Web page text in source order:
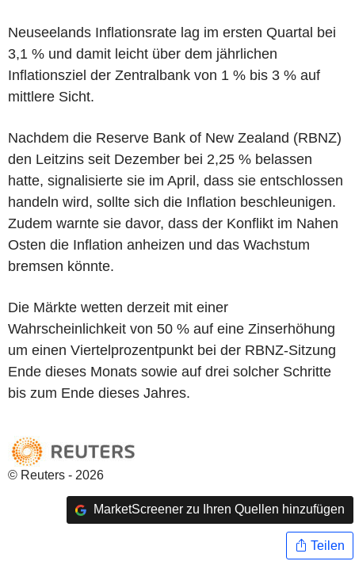
Neuseelands Inflationsrate lag im ersten Quartal bei
3,1 % und damit leicht über dem jährlichen
Inflationsziel der Zentralbank von 1 % bis 3 % auf
mittlere Sicht.
Nachdem die Reserve Bank of New Zealand (RBNZ)
den Leitzins seit Dezember bei 2,25 % belassen
hatte, signalisierte sie im April, dass sie entschlossen
handeln wird, sollte sich die Inflation beschleunigen.
Zudem warnte sie davor, dass der Konflikt im Nahen
Osten die Inflation anheizen und das Wachstum
bremsen könnte.
Die Märkte wetten derzeit mit einer
Wahrscheinlichkeit von 50 % auf eine Zinserhöhung
um einen Viertelprozentpunkt bei der RBNZ-Sitzung
Ende dieses Monats sowie auf drei solcher Schritte
bis zum Ende dieses Jahres.
© Reuters - 2026
MarketScreener zu Ihren Quellen hinzufügen
Teilen